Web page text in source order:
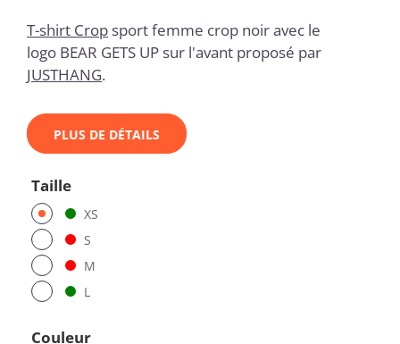
T-shirt Crop sport femme crop noir avec le
logo BEAR GETS UP sur l'avant proposé par
JUSTHANG.
PLUS DE DÉTAILS
Taille
XS
S
M
L
Couleur